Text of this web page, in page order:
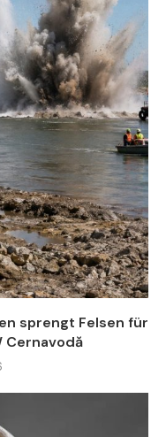
sprengt Felsen für
Cernavodă